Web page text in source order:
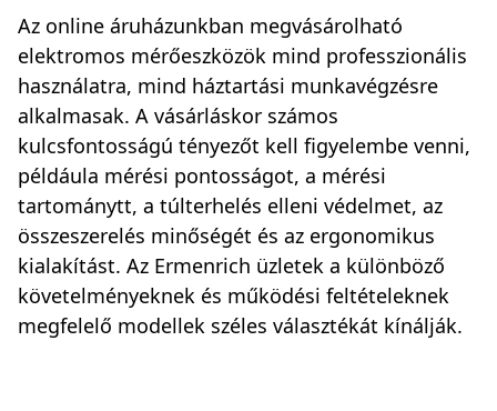
Az online áruházunkban megvásárolható
elektromos mérőeszközök mind professzionális
használatra, mind háztartási munkavégzésre
alkalmasak. A vásárláskor számos
kulcsfontosságú tényezőt kell figyelembe venni,
példáula mérési pontosságot, a mérési
tartománytt, a túlterhelés elleni védelmet, az
összeszerelés minőségét és az ergonomikus
kialakítást. Az Ermenrich üzletek a különböző
követelményeknek és működési feltételeknek
megfelelő modellek széles választékát kínálják.